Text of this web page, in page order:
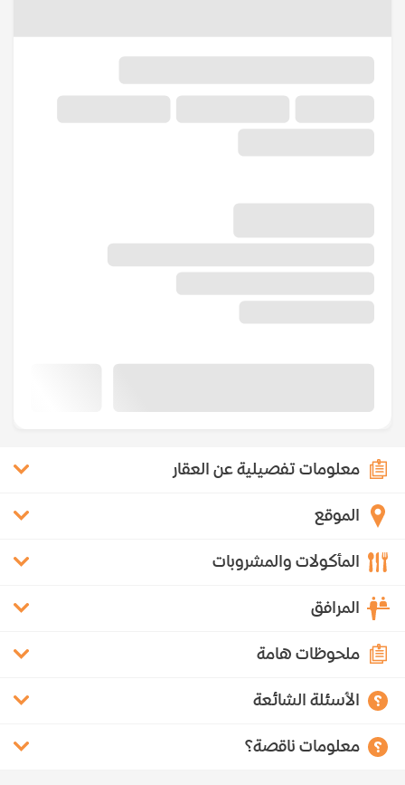
معلومات تفصيلية عن العقار
الموقع
المأكولات والمشروبات
المرافق
ملحوظات هامة
الأسئلة الشائعة
معلومات ناقصة؟